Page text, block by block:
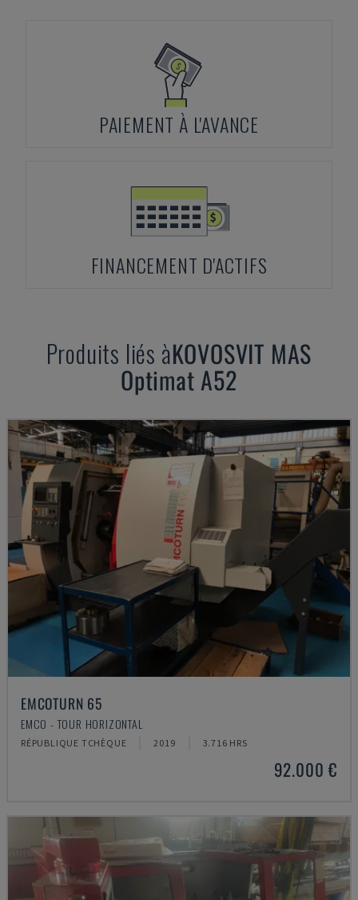
PAIEMENT À L'AVANCE
FINANCEMENT D'ACTIFS
Produits liés àKOVOSVIT MAS
Optimat A52
EMCOTURN 65
EMCO - TOUR HORIZONTAL
RÉPUBLIQUE TCHÈQUE 2019 3.716 HRS
92.000 €